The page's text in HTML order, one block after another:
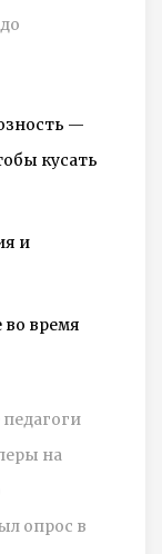
—
кусать
и
время
на
опрос в